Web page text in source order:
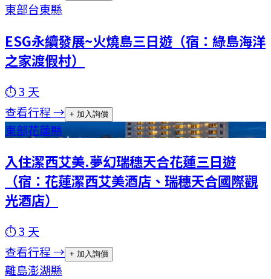
東部台東縣
ESG永續發展~火燒島三日遊（宿：綠島海洋
之家渡假村）
⏱3 天
查看行程 → + 加入詢價
東部花蓮縣
入住潔西艾美.夢幻瑞穗天合花蓮三日遊
（宿：花蓮潔西艾美酒店、瑞穗天合國際觀
光酒店）
⏱3 天
查看行程 → + 加入詢價
離島澎湖縣